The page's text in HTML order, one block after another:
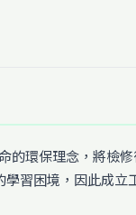
環保理念，將檢
習困境，因此成